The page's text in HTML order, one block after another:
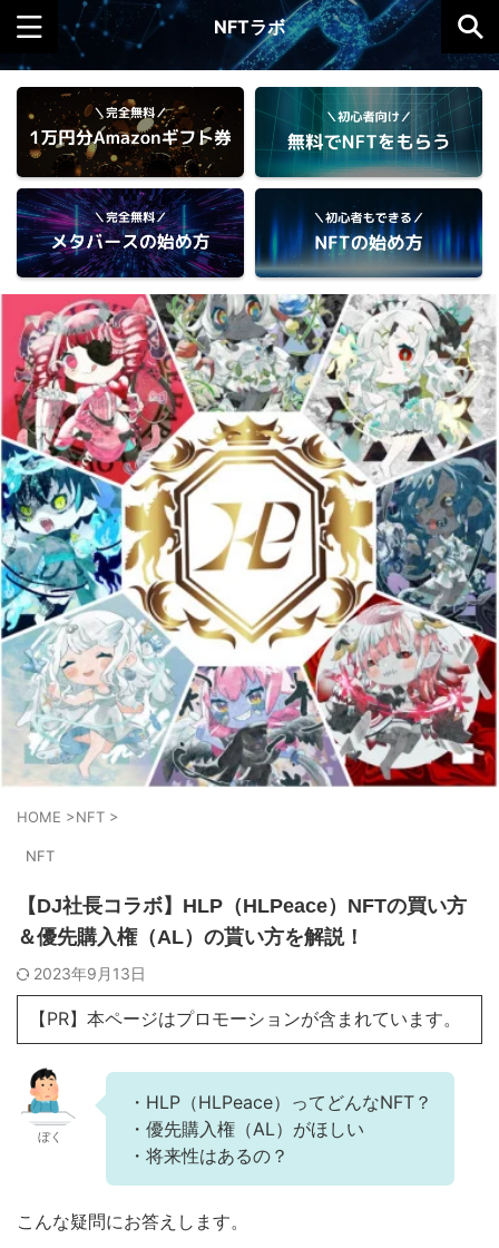
NFTラボ
HOME >NFT >
NFT
【DJ社長コラボ】HLP（HLPeace）NFTの買い方
＆優先購入権（AL）の貰い方を解説！
2023年9月13日
【PR】本ページはプロモーションが含まれています。
ぼく
・HLP（HLPeace）ってどんなNFT？
・優先購入権（AL）がほしい
・将来性はあるの？
こんな疑問にお答えします。